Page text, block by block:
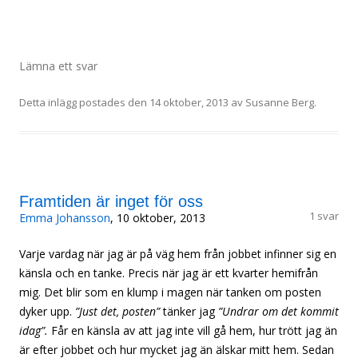
Lämna ett svar
Detta inlägg postades den 14 oktober, 2013 av Susanne Berg.
Framtiden är inget för oss
Emma Johansson, 10 oktober, 2013 1 svar
Varje vardag när jag är på väg hem från jobbet infinner sig en
känsla och en tanke. Precis när jag är ett kvarter hemifrån
mig. Det blir som en klump i magen när tanken om posten
dyker upp. ”Just det, posten”tänker jag ”Undrar om det kommit
idag”. Får en känsla av att jag inte vill gå hem, hur trött jag än
är efter jobbet och hur mycket jag än älskar mitt hem. Sedan